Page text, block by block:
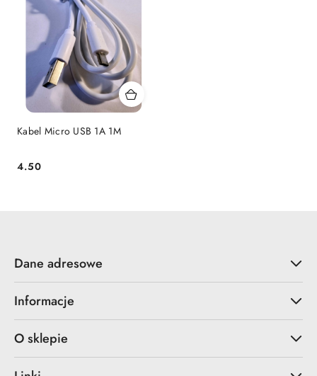
Kabel Micro USB 1A 1M
Cena:
4.50
Dane adresowe
Informacje
O sklepie